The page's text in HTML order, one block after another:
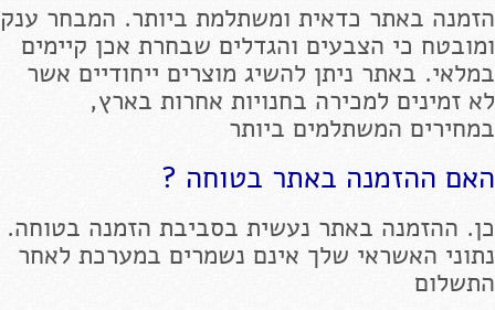
הזמנה באתר כדאית ומשתלמת ביותר. המבחר ענק
ומובטח כי הצבעים והגדלים שבחרת אכן קיימים
במלאי. באתר ניתן להשיג מוצרים ייחודיים אשר
לא זמינים למכירה בחנויות אחרות בארץ,
במחירים המשתלמים ביותר
האם ההזמנה באתר בטוחה ?
כן. ההזמנה באתר נעשית בסביבת הזמנה בטוחה.
נתוני האשראי שלך אינם נשמרים במערכת לאחר
התשלום